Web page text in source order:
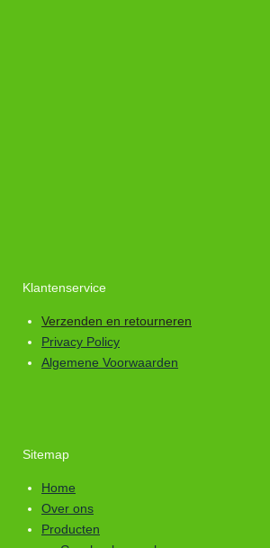
Klantenservice
Verzenden en retourneren
Privacy Policy
Algemene Voorwaarden
Sitemap
Home
Over ons
Producten